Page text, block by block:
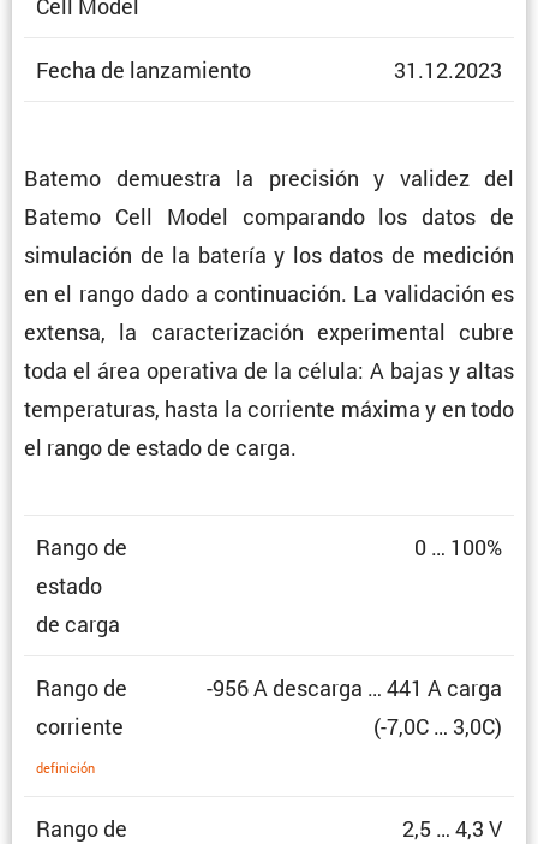
Fecha de lanzamiento 31.12.2023
Batemo demuestra la preci­sión y validez del
Batemo Cell Model compa­rando los datos de
simula­ción de la batería y los datos de medición
en el rango dado a conti­nua­ción. La valida­ción es
extensa, la carac­te­ri­za­ción experi­mental cubre
toda el área opera­tiva de la célula: A bajas y altas
tempe­ra­turas, hasta la corriente máxima y en todo
el rango de estado de carga.
Rango de
estado
de carga
0 … 100%
Rango de
corriente
defini­ción
-956 A descarga … 441 A carga
(-7,0C … 3,0C)
Rango de
2,5 … 4,3 V